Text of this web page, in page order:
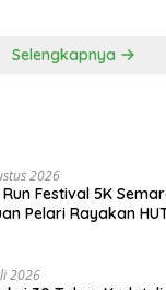
Selengkapnya
2026
Run Festival 5K
Pelari Rayakan
2026